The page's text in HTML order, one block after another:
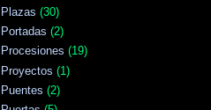
Plazas (30)
Portadas (2)
Procesiones (19)
Proyectos (1)
Puentes (2)